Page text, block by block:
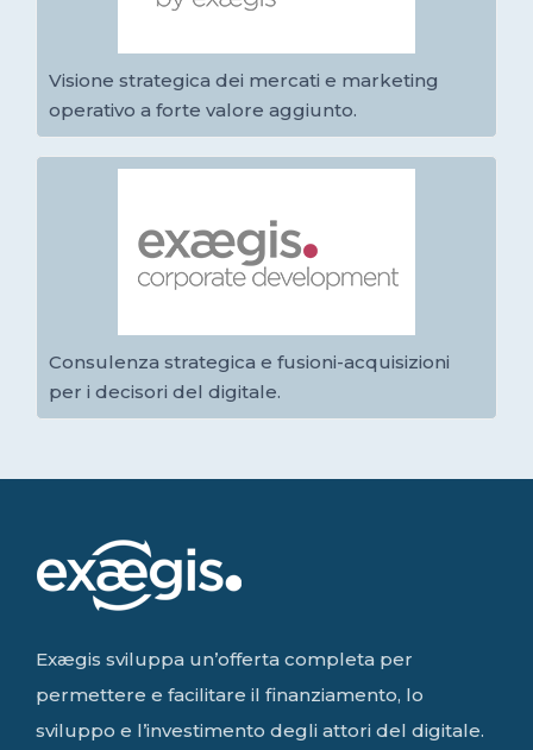
Visione strategica dei mercati e marketing
operativo a forte valore aggiunto.
Consulenza strategica e fusioni-acquisizioni
per i decisori del digitale.
Exægis sviluppa un’offerta completa per
permettere e facilitare il finanziamento, lo
sviluppo e l’investimento degli attori del digitale.